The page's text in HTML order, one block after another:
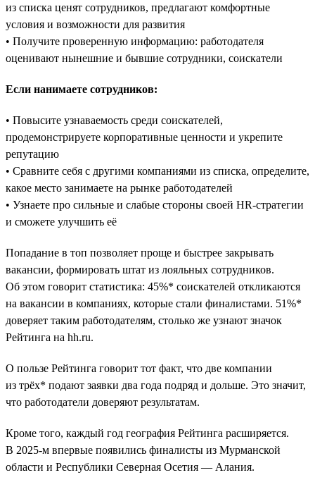
из списка ценят сотрудников, предлагают комфортные
условия и возможности для развития
• Получите проверенную информацию: работодателя
оценивают нынешние и бывшие сотрудники, соискатели
Если нанимаете сотрудников:
• Повысите узнаваемость среди соискателей,
продемонстрируете корпоративные ценности и укрепите
репутацию
• Сравните себя с другими компаниями из списка, определите,
какое место занимаете на рынке работодателей
• Узнаете про сильные и слабые стороны своей HR-стратегии
и сможете улучшить её
Попадание в топ позволяет проще и быстрее закрывать
вакансии, формировать штат из лояльных сотрудников.
Об этом говорит статистика: 45%* соискателей откликаются
на вакансии в компаниях, которые стали финалистами. 51%*
доверяет таким работодателям, столько же узнают значок
Рейтинга на hh.ru.
О пользе Рейтинга говорит тот факт, что две компании
из трёх* подают заявки два года подряд и дольше. Это значит,
что работодатели доверяют результатам.
Кроме того, каждый год география Рейтинга расширяется.
В 2025-м впервые появились финалисты из Мурманской
области и Республики Северная Осетия — Алания.